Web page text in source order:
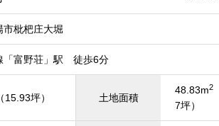
市枇杷庄大堀
「富野荘」駅 徒歩6分
15.93坪） 土地面積
48.83m2
7坪）